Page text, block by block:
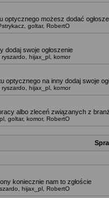
możesz dodać
goltar, RobertO
swoje ogłoszenie
ryszardo hijax_pl komor
optycznego na inny dodaj swoje
ryszardo hijax_pl komor
albo zleceń związanych z
goltar, komor, RobertO
koniecznie nam to zgłoście
hijax_pl RobertO